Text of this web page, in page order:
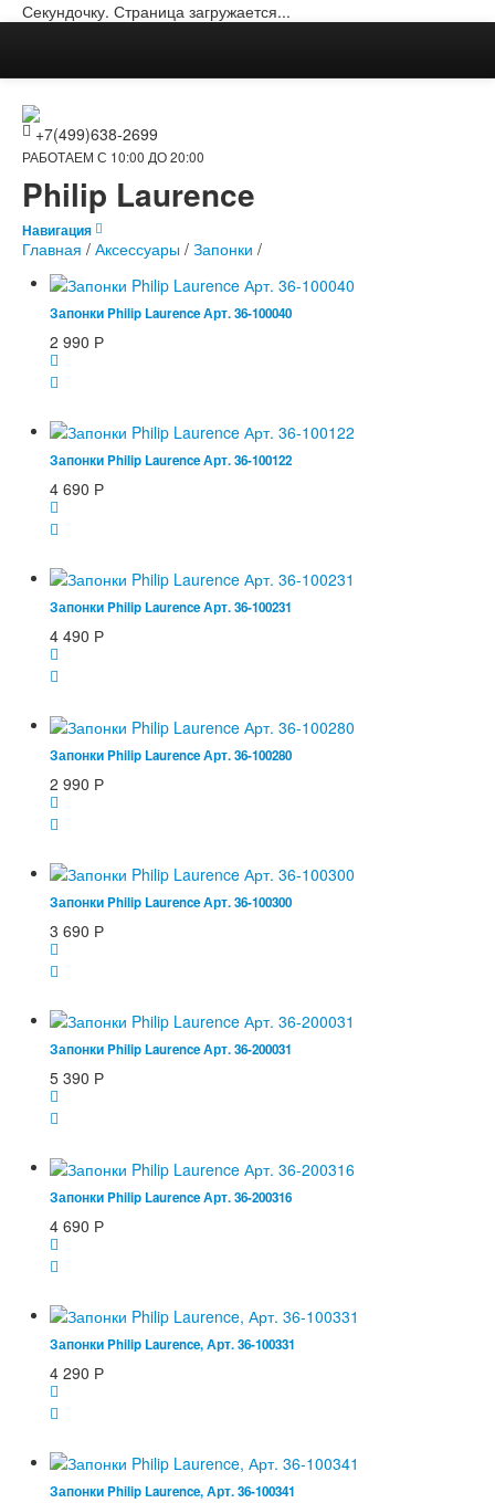
Секундочку. Страница загружается...
+7(499)638-2699
РАБОТАЕМ С 10:00 ДО 20:00
Philip Laurence
Навигация
Главная / Аксессуары / Запонки /
Запонки Philip Laurence Арт. 36-100040
2 990 Р
Запонки Philip Laurence Арт. 36-100122
4 690 Р
Запонки Philip Laurence Арт. 36-100231
4 490 Р
Запонки Philip Laurence Арт. 36-100280
2 990 Р
Запонки Philip Laurence Арт. 36-100300
3 690 Р
Запонки Philip Laurence Арт. 36-200031
5 390 Р
Запонки Philip Laurence Арт. 36-200316
4 690 Р
Запонки Philip Laurence, Арт. 36-100331
4 290 Р
Запонки Philip Laurence, Арт. 36-100341